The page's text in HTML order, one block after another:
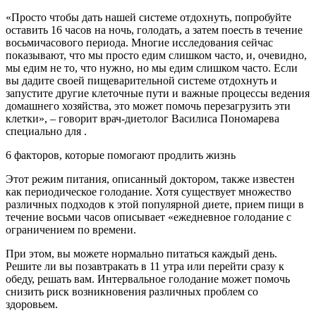
«Просто чтобы дать нашей системе отдохнуть, попробуйте
оставить 16 часов на ночь, голодать, а затем поесть в течение
восьмичасового периода. Многие исследования сейчас
показывают, что мы просто едим слишком часто, и, очевидно,
мы едим не то, что нужно, но мы едим слишком часто. Если
вы дадите своей пищеварительной системе отдохнуть и
запустите другие клеточные пути и важные процессы ведения
домашнего хозяйства, это может помочь перезагрузить эти
клетки», – говорит врач-диетолог Василиса Пономарева
специально для .
6 факторов, которые помогают продлить жизнь
Этот режим питания, описанный доктором, также известен
как периодическое голодание. Хотя существует множество
различных подходов к этой популярной диете, прием пищи в
течение восьми часов описывает «ежедневное голодание с
ограничением по времени.
При этом, вы можете нормально питаться каждый день.
Решите ли вы позавтракать в 11 утра или перейти сразу к
обеду, решать вам. Интервальное голодание может помочь
снизить риск возникновения различных проблем со
здоровьем.